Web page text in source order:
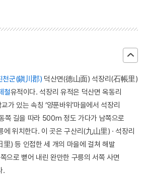
천군(鎭川郡) 덕산면(德山面) 석장리(石帳里)
철유적이다. 석장리 유적은 덕산면 옥동리
가 있는 속칭 ‘양푼바위’마을에서 석장리
쪽 길을 따라 500m 정도 가다가 남쪽으로
에 위치한다. 이 곳은 구산리(九山里) · 석장리
) 등 인접한 세 개의 마을에 걸쳐 해발
으로 뻗어 내린 완만한 구릉의 서쪽 사면
.